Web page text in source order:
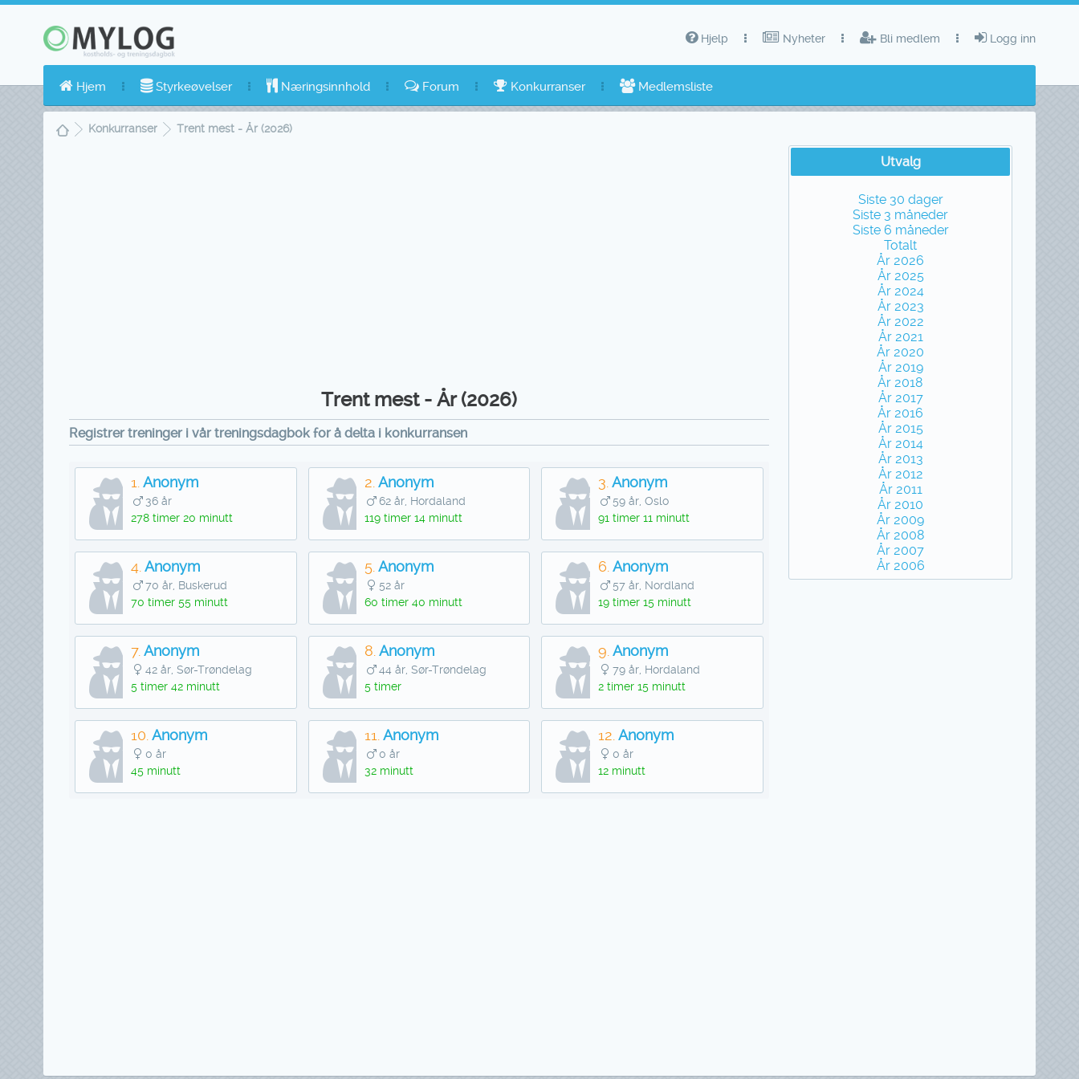
Logg inn
Bli medlem
Nyheter
Hjelp
Hjem Styrkeøvelser Næringsinnhold Forum Konkurranser Medlemsliste
Konkurranser Trent mest - År (2026)
Trent mest - År (2026)
Registrer treninger i vår treningsdagbok for å delta i konkurransen
1. Anonym
36 år
278 timer 20 minutt
2. Anonym
62 år, Hordaland
119 timer 14 minutt
3. Anonym
59 år, Oslo
91 timer 11 minutt
4. Anonym
70 år, Buskerud
70 timer 55 minutt
5. Anonym
52 år
60 timer 40 minutt
6. Anonym
57 år, Nordland
19 timer 15 minutt
7. Anonym
42 år, Sør-Trøndelag
5 timer 42 minutt
8. Anonym
44 år, Sør-Trøndelag
5 timer
9. Anonym
79 år, Hordaland
2 timer 15 minutt
10. Anonym
0 år
45 minutt
11. Anonym
0 år
32 minutt
12. Anonym
0 år
12 minutt
Utvalg
Siste 30 dager
Siste 3 måneder
Siste 6 måneder
Totalt
År 2026
År 2025
År 2024
År 2023
År 2022
År 2021
År 2020
År 2019
År 2018
År 2017
År 2016
År 2015
År 2014
År 2013
År 2012
År 2011
År 2010
År 2009
År 2008
År 2007
År 2006